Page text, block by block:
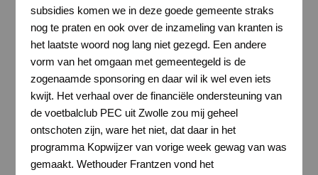
subsidies komen we in deze goede gemeente straks
nog te praten en ook over de inzameling van kranten is
het laatste woord nog lang niet gezegd. Een andere
vorm van het omgaan met gemeentegeld is de
zogenaamde sponsoring en daar wil ik wel even iets
kwijt. Het verhaal over de financiële ondersteuning van
de voetbalclub PEC uit Zwolle zou mij geheel
ontschoten zijn, ware het niet, dat daar in het
programma Kopwijzer van vorige week gewag van was
gemaakt. Wethouder Frantzen vond het